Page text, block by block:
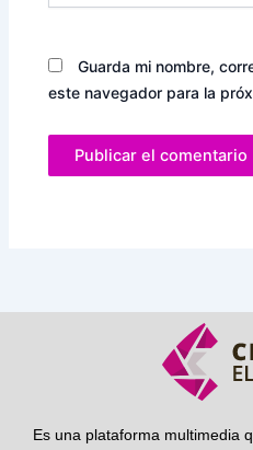
Guarda mi nombre,
este navegador para la
Es una plataforma multimedia